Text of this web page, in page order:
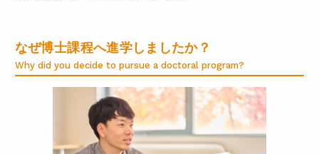
なぜ博士課程へ進学しましたか？
Why did you decide to pursue a doctoral program?